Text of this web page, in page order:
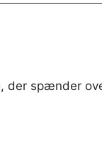
der spænder